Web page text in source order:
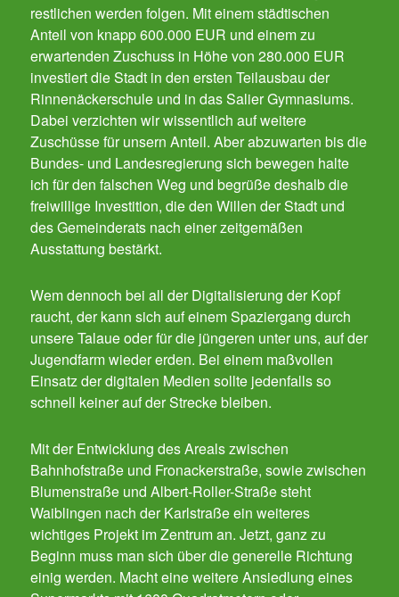
restlichen werden folgen. Mit einem städtischen
Anteil von knapp 600.000 EUR und einem zu
erwartenden Zuschuss in Höhe von 280.000 EUR
investiert die Stadt in den ersten Teilausbau der
Rinnenäckerschule und in das Salier Gymnasiums.
Dabei verzichten wir wissentlich auf weitere
Zuschüsse für unsern Anteil. Aber abzuwarten bis die
Bundes- und Landesregierung sich bewegen halte
ich für den falschen Weg und begrüße deshalb die
freiwillige Investition, die den Willen der Stadt und
des Gemeinderats nach einer zeitgemäßen
Ausstattung bestärkt.
Wem dennoch bei all der Digitalisierung der Kopf
raucht, der kann sich auf einem Spaziergang durch
unsere Talaue oder für die jüngeren unter uns, auf der
Jugendfarm wieder erden. Bei einem maßvollen
Einsatz der digitalen Medien sollte jedenfalls so
schnell keiner auf der Strecke bleiben.
Mit der Entwicklung des Areals zwischen
Bahnhofstraße und Fronackerstraße, sowie zwischen
Blumenstraße und Albert-Roller-Straße steht
Waiblingen nach der Karlstraße ein weiteres
wichtiges Projekt im Zentrum an. Jetzt, ganz zu
Beginn muss man sich über die generelle Richtung
einig werden. Macht eine weitere Ansiedlung eines